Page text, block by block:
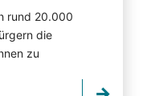
rund 20.000
die
zu